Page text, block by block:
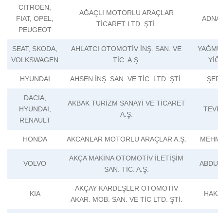
CITROEN,
FIAT, OPEL,
PEUGEOT
AĞAÇLI MOTORLU ARAÇLAR
TİCARET LTD. ŞTİ.
SEAT, SKODA,
VOLKSWAGEN
AHLATCI OTOMOTİV İNŞ. SAN. VE
TİC. A.Ş.
HYUNDAI AHSEN İNŞ. SAN. VE TİC. LTD .ŞTİ.
DACIA,
HYUNDAI,
RENAULT
AKBAK TURİZM SANAYİ VE TİCARET
A.Ş.
HONDA AKCANLAR MOTORLU ARAÇLAR A.Ş.
VOLVO
AKÇA MAKİNA OTOMOTİV İLETİŞİM
SAN. TİC. A.Ş.
KIA
AKÇAY KARDEŞLER OTOMOTİV
AKAR. MOB. SAN. VE TİC LTD. ŞTİ.